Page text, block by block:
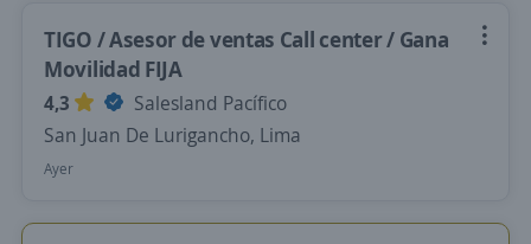
TIGO / Asesor de ventas Call center / Gana
Movilidad FIJA
4,3
Salesland Pacífico
San Juan De Lurigancho, Lima
Ayer